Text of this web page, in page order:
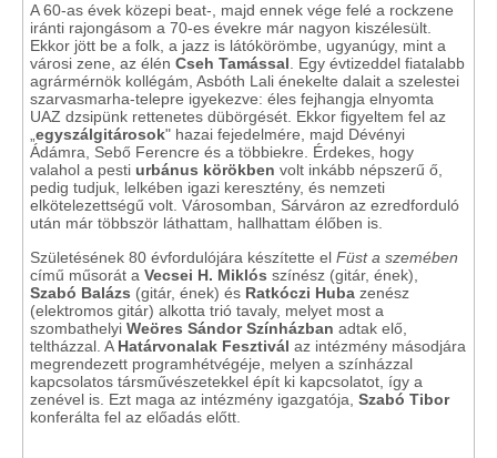
A 60-as évek közepi beat-, majd ennek vége felé a rockzene
iránti rajongásom a 70-es évekre már nagyon kiszélesült.
Ekkor jött be a folk, a jazz is látókörömbe, ugyanúgy, mint a
városi zene, az élén Cseh Tamással . Egy évtizeddel fiatalabb
agrármérnök kollégám, Asbóth Lali énekelte dalait a szelestei
szarvasmarha-telepre igyekezve: éles fejhangja elnyomta
UAZ dzsipünk rettenetes dübörgését. Ekkor figyeltem fel az
egyszálgitárosok" hazai fejedelmére, majd Dévényi
Ádámra, Sebő Ferencre és a többiekre. Érdekes, hogy
valahol a pesti urbánus körökben volt inkább népszerű ő,
pedig tudjuk, lelkében igazi keresztény, és nemzeti
elkötelezettségű volt. Városomban, Sárváron az ezredforduló
után már többször láthattam, hallhattam élőben is.
Születésének 80 évfordulójára készítette el Füst a szemében
című műsorát a Vecsei H. Miklós színész (gitár, ének),
Szabó Balázs (gitár, ének) és Ratkóczi Huba zenész
(elektromos gitár) alkotta trió tavaly, melyet most a
szombathelyi Weöres Sándor Színházban adtak elő,
teltházzal. A Határvonalak Fesztivál az intézmény másodjára
megrendezett programhétvégéje, melyen a színházzal
kapcsolatos társművészetekkel épít ki kapcsolatot, így a
zenével is. Ezt maga az intézmény igazgatója, Szabó Tibor
konferálta fel az előadás előtt.